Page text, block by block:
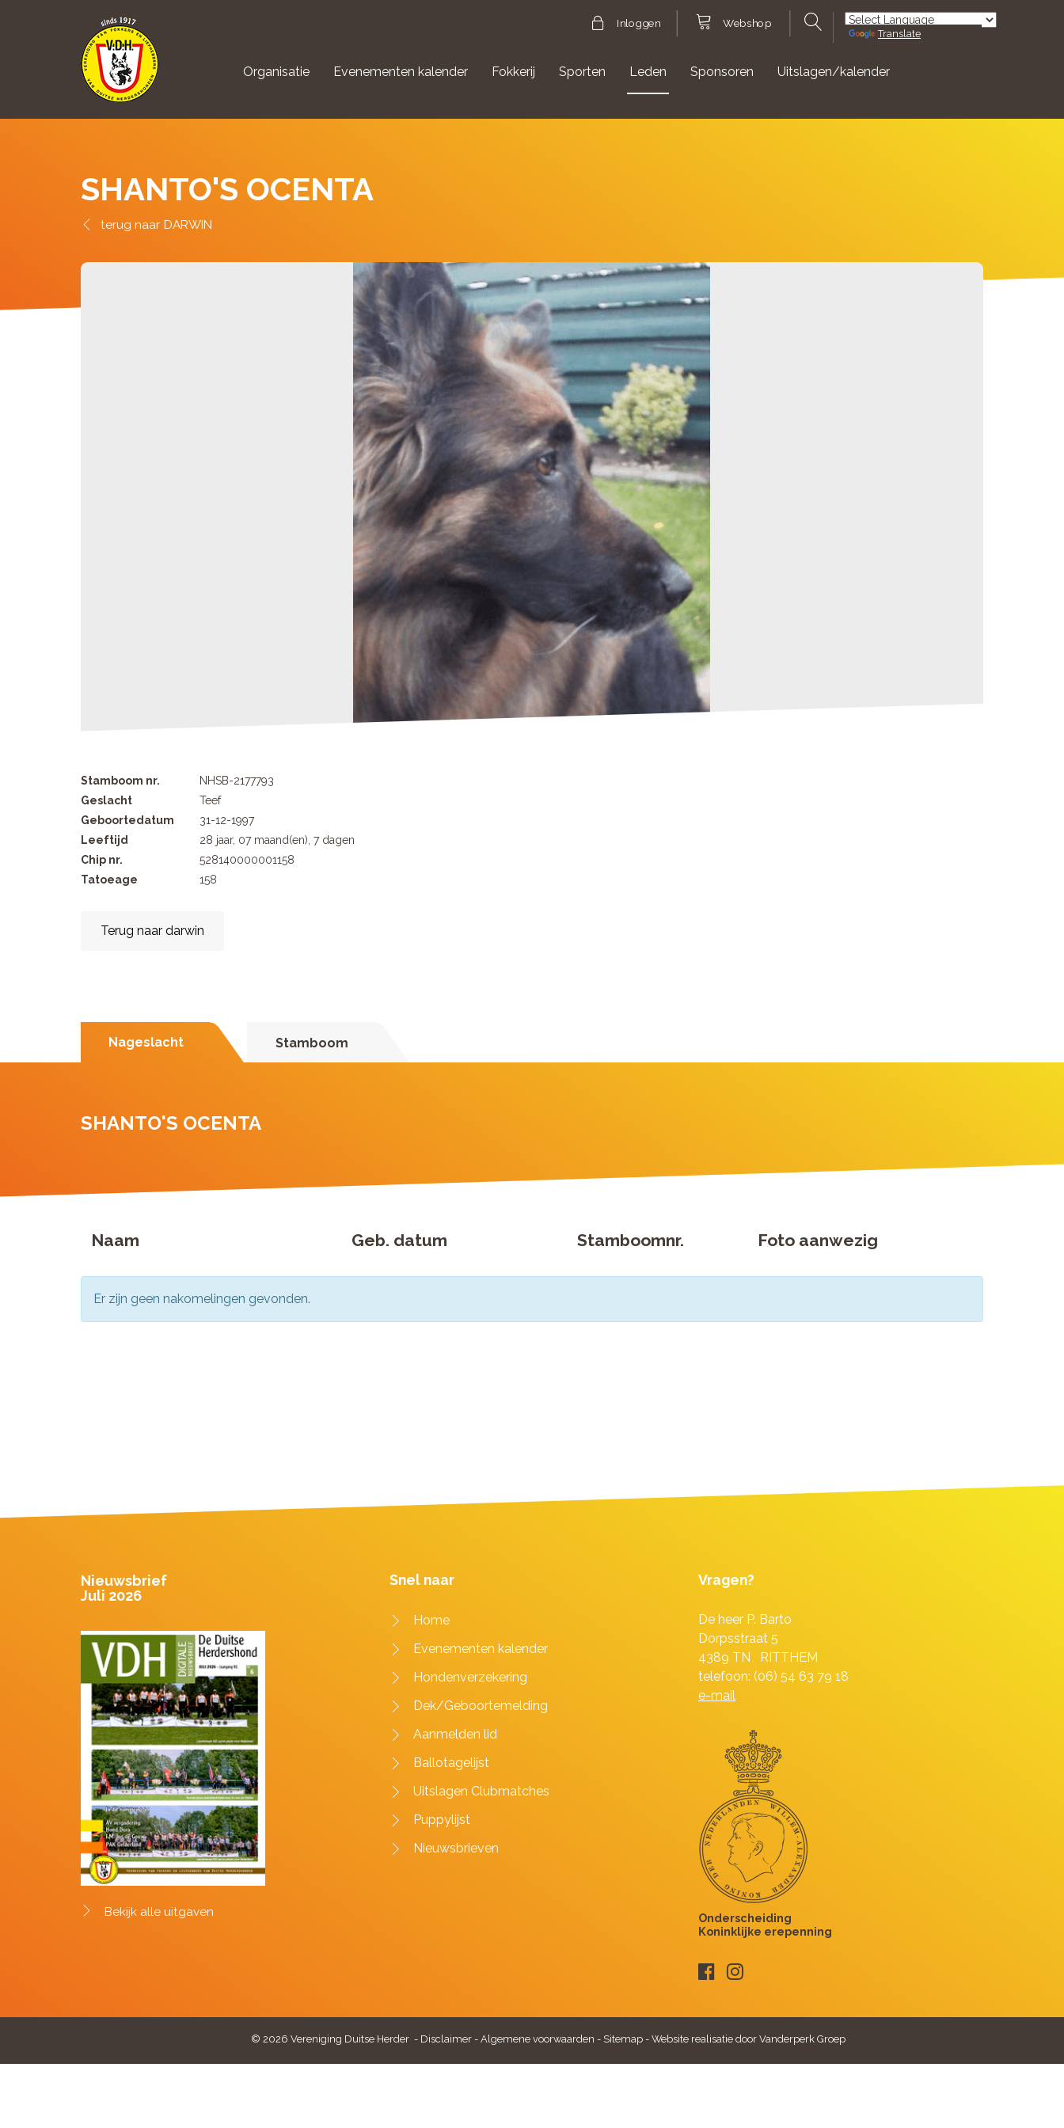
Inloggen Webshop
Powered by
Translate
Organisatie Evenementen kalender Fokkerij Sporten Leden Sponsoren Uitslagen/kalender
SHANTO'S OCENTA
DARWIN
Stamboom nr.
NHSB-2177793
Geslacht
Teef
Geboortedatum
31-12-1997
Leeftijd
28 jaar, 07 maand(en), 7 dagen
Chip nr.
528140000001158
Tatoeage
158
Terug naar darwin
Nageslacht Stamboom
SHANTO'S OCENTA
Naam Geb. datum Stamboomnr. Foto aanwezig
Er zijn geen nakomelingen gevonden.
Nieuwsbrief
Juli 2026
Bekijk alle uitgaven
Snel naar
Home
Evenementen kalender
Hondenverzekering
Dek/Geboortemelding
Aanmelden lid
Ballotagelijst
Uitslagen Clubmatches
Puppylijst
Nieuwsbrieven
Vragen?
De heer P. Barto
Dorpsstraat 5
4389 TN RITTHEM
telefoon: (06) 54 63 79 18
e-mail
© 2026 Vereniging Duitse Herder - Disclaimer- Algemene voorwaarden - Sitemap- Website realisatie door Vanderperk Groep